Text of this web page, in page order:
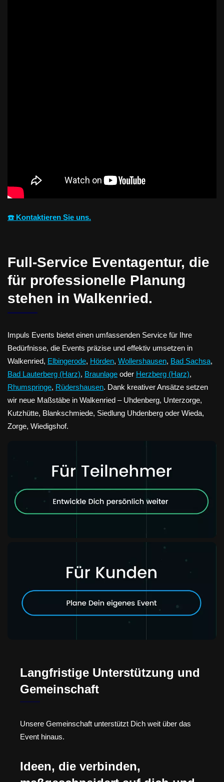
☎️ Kontaktieren Sie uns.
Full-Service Eventagentur, die
für professionelle Planung
stehen in Walkenried.
Impuls Events bietet einen umfassenden Service für Ihre
Bedürfnisse, die Events präzise und effektiv umsetzen in
Walkenried, Elbingerode, Hörden, Wollershausen, Bad Sachsa,
Bad Lauterberg (Harz), Braunlage oder Herzberg (Harz),
Rhumspringe, Rüdershausen. Dank kreativer Ansätze setzen
wir neue Maßstäbe in Walkenried – Uhdenberg, Unterzorge,
Kutzhütte, Blankschmiede, Siedlung Uhdenberg oder Wieda,
Zorge, Wiedigshof.
Langfristige Unterstützung und
Gemeinschaft
Unsere Gemeinschaft unterstützt Dich weit über das
Event hinaus.
Ideen, die verbinden,